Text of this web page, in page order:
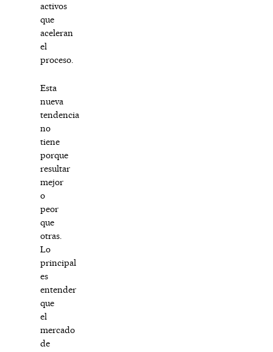
activos
que
aceleran
el
proceso.
Esta
nueva
tendencia
no
tiene
porque
resultar
mejor
o
peor
que
otras.
Lo
principal
es
entender
que
el
mercado
de